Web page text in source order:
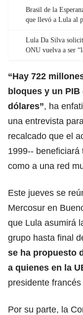
Brasil de la
que llevó a Lula al
Lula Da Silva
ONU vuelva a ser
“Hay 722
bloques y un PIB
dólares”, ha
una entrevista
recalcado que el
1999--
como a una red
Este jueves se
Mercosur en
que Lula asumirá
grupo hasta final
se ha propuesto
a quienes en la
presidente
Por su parte, la